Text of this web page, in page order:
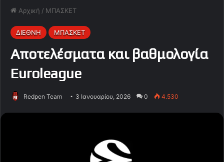
Αρχική / ΜΠΑΣΚΕΤ
ΔΙΕΘΝΗ ΜΠΑΣΚΕΤ
Αποτελέσματα και βαθμολογία
Euroleague
Redpen Team 3 Ιανουαρίου, 2026 0 4.530